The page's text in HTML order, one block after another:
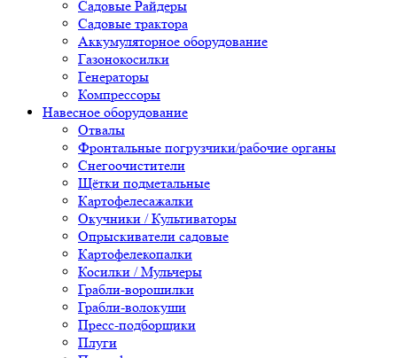
Садовые Райдеры
Садовые трактора
Аккумуляторное оборудование
Газонокосилки
Генераторы
Компрессоры
Навесное оборудование
Отвалы
Фронтальные погрузчики/рабочие органы
Снегоочистители
Щётки подметальные
Картофелесажалки
Окучники / Культиваторы
Опрыскиватели садовые
Картофелекопалки
Косилки / Мульчеры
Грабли-ворошилки
Грабли-волокуши
Пресс-подборщики
Плуги